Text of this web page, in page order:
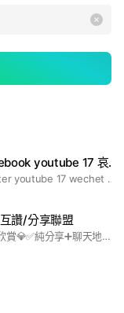
帥哥 美女 互推 互追 互讚 ig facebook youtube 17 哀居 推特 臉書 油管
歡迎各位ig facebook 臉書 推特 twitter youtube 17 wechet 微博 微信 或各直播主來這互讚 互推 互追 互相宣傳哦！ 嚴禁賣股票 傳銷 東西的廣告文 只可以貼自己的粉絲專頁網址☺ 麻煩各位在自己名字上直接改成ig或臉書帳號 謝謝 #美女#帥哥#ig#face book#youtube#twitter#17#line#wechet#微博#微信#哀居#臉書#油管#推特#金剛#鬥魚#porn#傳說對决#hub#apple#蘋果#可口可樂#可樂#雪碧#氣水#麥當勞#肯德雞#kfc#台灣#美國#日本#廣告#互推#互讚#互追#人數#人氣#名氣#讚助#電競#遊戲#快樂#開心#自由#學校#社會#地球#宇宙#大自然#漫畫#美少女#警察#律師#醫生#校長#騷貨#絲襪#手套#胸罩#乳溝#同性#第三#第一#第二#電腦#電視#媒體#筆電#電風#電燈#冷氣#超商#靠北#靠南#互助#聯盟#幫會#幫派#失戀#戀愛#日本#中國#大陸#上海#北京#南京#東京#气車#機車#飛機#改裝#宅宅#潮潮#小姐姐#小哥哥#好哦#白癡#笨蛋#文學#國考#銀行#考試#英文#日文#韓文#廣東#香港#手機#哀鳳#手遊#遊戲#日記#白嫖#破解#正版#av#盜版#法律#醫院
讚/分享聯盟
☺️全台唯一💯女神真人在線💎美女圖欣賞💎✅純分享➕聊天地方/哀居互追 #可愛#明星#天然#姿色#越南#桃花#仙女#仙子#高職#高中#大學#美麗#美人#可口#人妻#絕美#攝影#美圖#欣賞#圖片#影片#美麗#整形#絲襪#美腿#外流#外拍#自拍#顏質#福利#美圖 #哀居#互讚#互追#聊天室#即時通#抖音#Tiktok#ig#IG#漲粉#粉絲#北部#中部#南部#舒壓#美容#定點#互惠#互助#新秘